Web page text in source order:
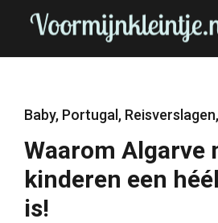
Baby, Portugal , Reisverslagen,
Waarom Algarve
kinderen een
is!